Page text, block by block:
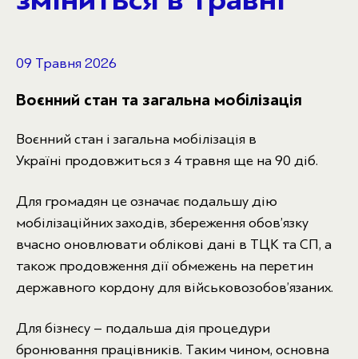
09 Травня 2026
Воєнний стан та загальна мобілізація
Воєнний стан і загальна мобілізація в
Україні продовжиться з 4 травня ще на 90 діб.
Для громадян це означає подальшу дію
мобілізаційних заходів, збереження обов’язку
вчасно оновлювати облікові дані в ТЦК та СП, а
також продовження дії обмежень на перетин
державного кордону для військовозобов’язаних.
Для бізнесу – подальша дія процедури
бронювання працівників. Таким чином, основна